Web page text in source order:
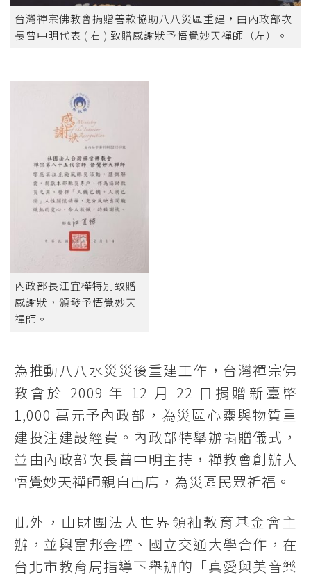
台灣禪宗佛教會捐贈善款協助八八災區重建，由內政部次
長曾中明代表 ( 右 ) 致贈感謝狀予悟覺妙天禪師（左）。
內政部長江宜樺特別致贈
感謝狀，頒發予悟覺妙天
禪師。
為推動八八水災災後重建工作，台灣禪宗佛
教會於 2009 年 12 月 22 日捐贈新臺幣
1,000 萬元予內政部，為災區心靈與物質重
建投注建設經費。內政部特舉辦捐贈儀式，
並由內政部次長曾中明主持，禪教會創辦人
悟覺妙天禪師親自出席，為災區民眾祈福。
此外，由財團法人世界領袖教育基金會主
辦，並與富邦金控、國立交通大學合作，在
台北市教育局指導下舉辦的「真愛與美音樂